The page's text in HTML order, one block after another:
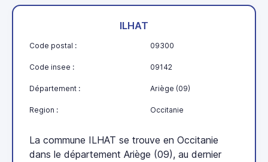
ILHAT
Code postal : 09300
Code insee : 09142
Département : Ariège (09)
Region : Occitanie
La commune ILHAT se trouve en Occitanie
dans le département Ariège (09), au dernier